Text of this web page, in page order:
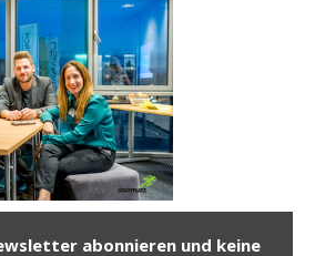
abonnieren und keine